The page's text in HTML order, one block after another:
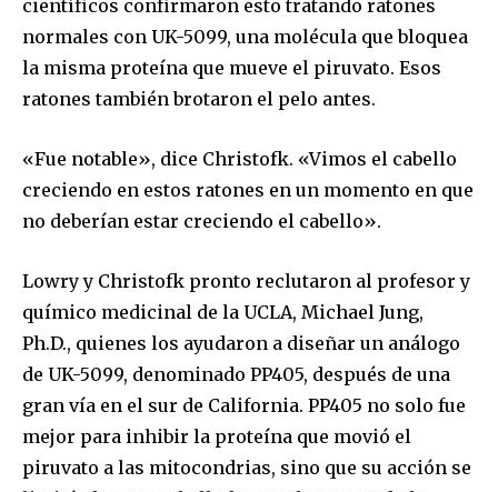
científicos confirmaron esto tratando ratones
normales con UK-5099, una molécula que bloquea
la misma proteína que mueve el piruvato. Esos
ratones también brotaron el pelo antes.
«Fue notable», dice Christofk. «Vimos el cabello
creciendo en estos ratones en un momento en que
no deberían estar creciendo el cabello».
Lowry y Christofk pronto reclutaron al profesor y
químico medicinal de la UCLA, Michael Jung,
Ph.D., quienes los ayudaron a diseñar un análogo
de UK-5099, denominado PP405, después de una
gran vía en el sur de California. PP405 no solo fue
mejor para inhibir la proteína que movió el
piruvato a las mitocondrias, sino que su acción se